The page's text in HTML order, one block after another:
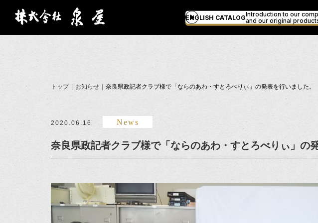
ENGLISH CATALOGIntroduction to our
and our original
トップ お知らせ 奈良県政記者クラブ様で「ならのあわ・すとろべりぃ」の発表を行いました。
2020.06.16 News
奈良県政記者クラブ様で「ならのあわ・すとろべりぃ」の